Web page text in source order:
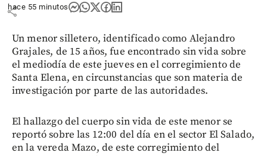
share
hace 55 minutos
Un menor silletero, identificado como Alejandro
Grajales, de 15 años, fue encontrado sin vida sobre
el mediodía de este jueves en el corregimiento de
Santa Elena, en circunstancias que son materia de
investigación por parte de las autoridades.
El hallazgo del cuerpo sin vida de este menor se
reportó sobre las 12:00 del día en el sector El Salado,
en la vereda Mazo, de este corregimiento del